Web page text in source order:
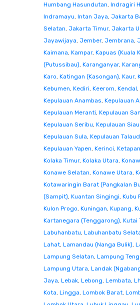
Humbang Hasundutan, Indragiri
Indramayu, Intan Jaya, Jakarta
Selatan, Jakarta Timur, Jakarta
Jayawijaya, Jember, Jembrana,
Kaimana, Kampar, Kapuas (Kuala
(Putussibau), Karanganyar,
Karo, Katingan (Kasongan), Kaur,
Kebumen, Kediri, Keerom, Kendal,
Kepulauan Anambas, Kepulauan
Kepulauan Meranti, Kepulauan
Kepulauan Seribu, Kepulauan
Kepulauan Sula, Kepulauan Talaud
Kepulauan Yapen, Kerinci,
Kolaka Timur, Kolaka Utara,
Konawe Selatan, Konawe Utara,
Kotawaringin Barat (Pangkalan
(Sampit), Kuantan Singingi, Kubu
Kulon Progo, Kuningan, Kupang,
Kartanegara (Tenggarong), Kutai
Labuhanbatu, Labuhanbatu
Lahat, Lamandau (Nanga Bulik),
Lampung Selatan, Lampung
Lampung Utara, Landak
Jaya, Lebak, Lebong, Lembata,
Kota, Lingga, Lombok Barat,